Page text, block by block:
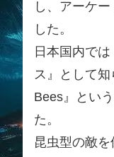
し、アーケ
した。
日本国内で
ス』として
Bees』とい
た。
昆虫型の敵